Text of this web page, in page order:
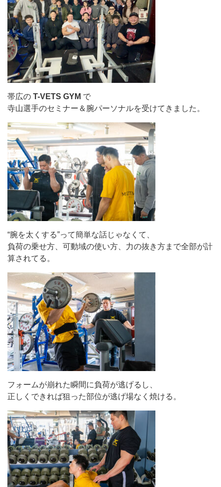
帯広の T-VETS GYM で
寺山選手のセミナー＆腕パーソナルを受けてきました。
“腕を太くする”って簡単な話じゃなくて、
負荷の乗せ方、可動域の使い方、力の抜き方まで全部が計
算されてる。
フォームが崩れた瞬間に負荷が逃げるし、
正しくできれば狙った部位が逃げ場なく焼ける。